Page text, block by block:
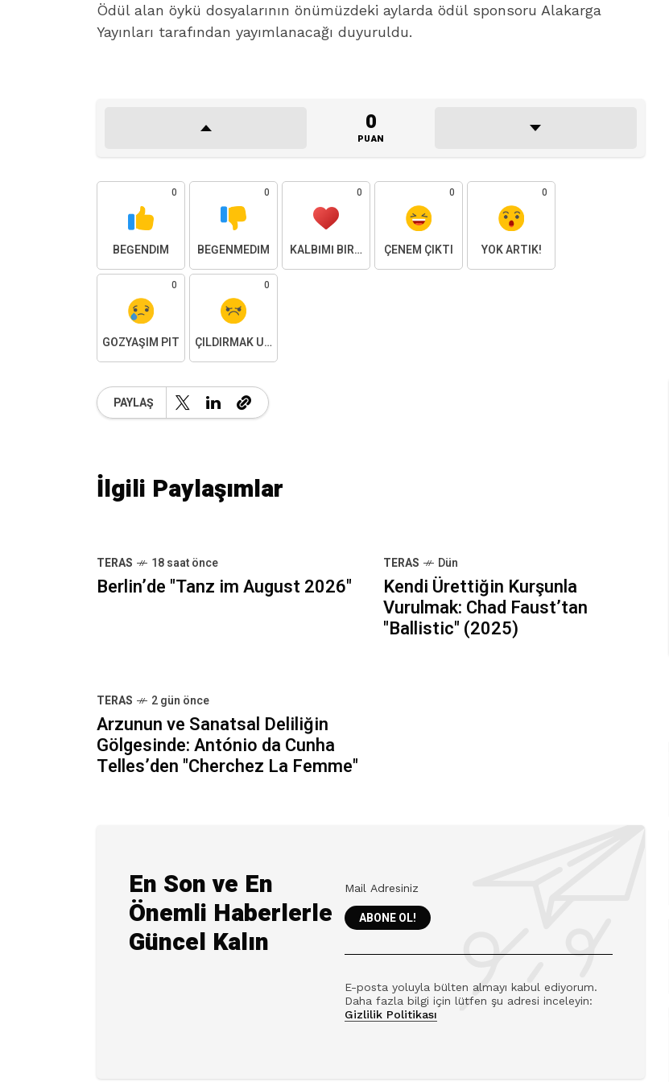
Ödül alan öykü dosyalarının önümüzdeki aylarda ödül sponsoru Alakarga
Yayınları tarafından yayımlanacağı duyuruldu.
0
PUAN
0
BEĞENDIM
0
BEĞENMEDIM
0
KALBIMI BIRAKTIM
0
ÇENEM ÇIKTI
0
YOK ARTIK!
0
GÖZYAŞIM PIT
0
ÇILDIRMAK ÜZEREYIM
PAYLAŞ
İlgili Paylaşımlar
TERAS 18 saat önce
Berlin’de "Tanz im August 2026"
TERAS Dün
Kendi Ürettiğin Kurşunla
Vurulmak: Chad Faust’tan
"Ballistic" (2025)
TERAS 2 gün önce
Arzunun ve Sanatsal Deliliğin
Gölgesinde: António da Cunha
Telles’den "Cherchez La Femme"
En Son ve En
Önemli Haberlerle
Güncel Kalın
E-posta yoluyla bülten almayı kabul ediyorum.
Daha fazla bilgi için lütfen şu adresi inceleyin:
Gizlilik Politikası